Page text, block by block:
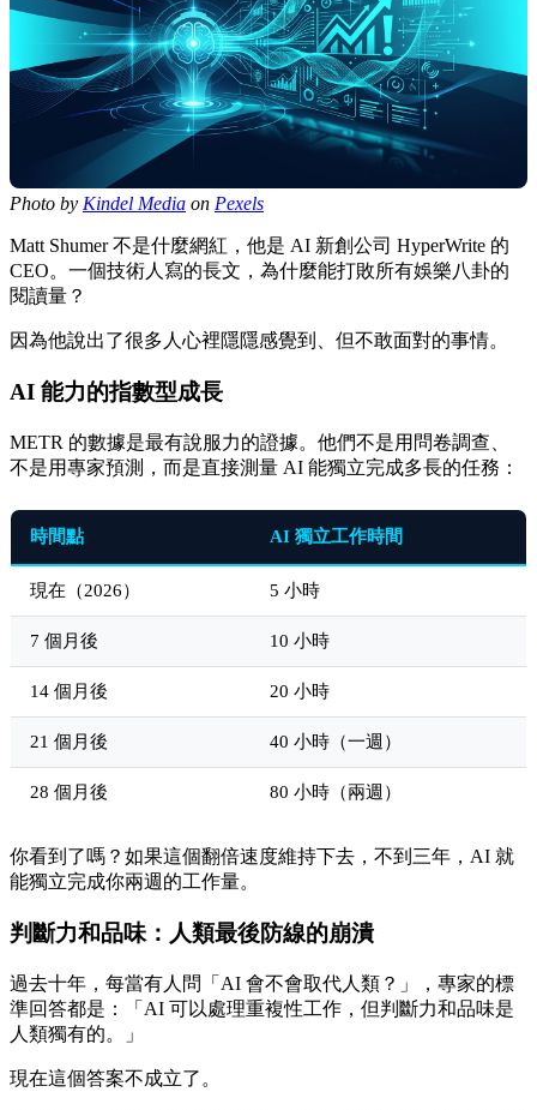
Photo by Kindel Media on Pexels
Matt Shumer 不是什麼網紅，他是 AI 新創公司 HyperWrite 的
CEO。一個技術人寫的長文，為什麼能打敗所有娛樂八卦的
閱讀量？
因為他說出了很多人心裡隱隱感覺到、但不敢面對的事情。
AI 能力的指數型成長
METR 的數據是最有說服力的證據。他們不是用問卷調查、
不是用專家預測，而是直接測量 AI 能獨立完成多長的任務：
時間點 AI 獨立工作時間
現在（2026） 5 小時
7 個月後 10 小時
14 個月後 20 小時
21 個月後 40 小時（一週）
28 個月後 80 小時（兩週）
你看到了嗎？如果這個翻倍速度維持下去，不到三年，AI 就
能獨立完成你兩週的工作量。
判斷力和品味：人類最後防線的崩潰
過去十年，每當有人問「AI 會不會取代人類？」，專家的標
準回答都是：「AI 可以處理重複性工作，但判斷力和品味是
人類獨有的。」
現在這個答案不成立了。